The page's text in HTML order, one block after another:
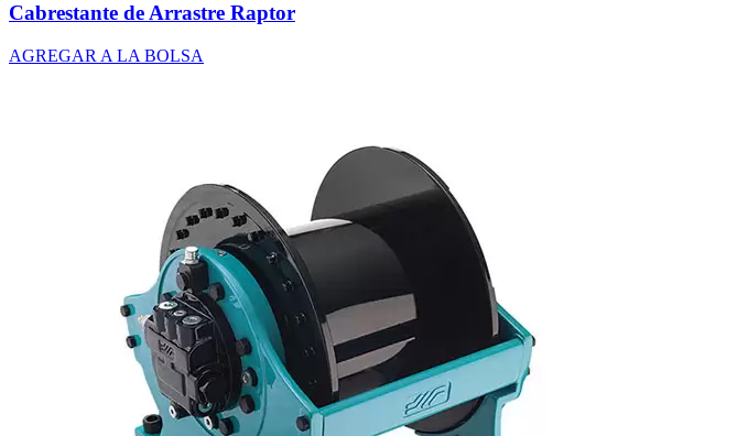
Cabrestante de Arrastre Raptor
AGREGAR A LA BOLSA